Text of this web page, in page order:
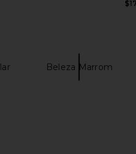
Beleza Marrom